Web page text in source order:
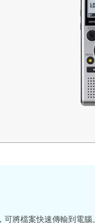
可將檔案快速傳輸到電腦